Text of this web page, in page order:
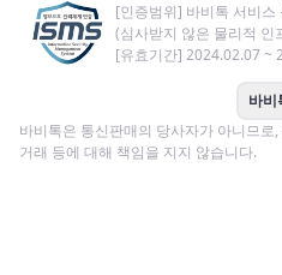
[인증범위] 바비톡 서비스
(심사받지 않은 물리적 인
[유효기간] 2024.02.07 ~
바비
바비톡은 통신판매의 당사자가 아니므
거래 등에 대해 책임을 지지 않습니다.